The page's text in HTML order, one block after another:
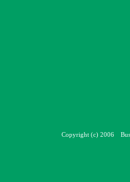
Copyright (c) 2006